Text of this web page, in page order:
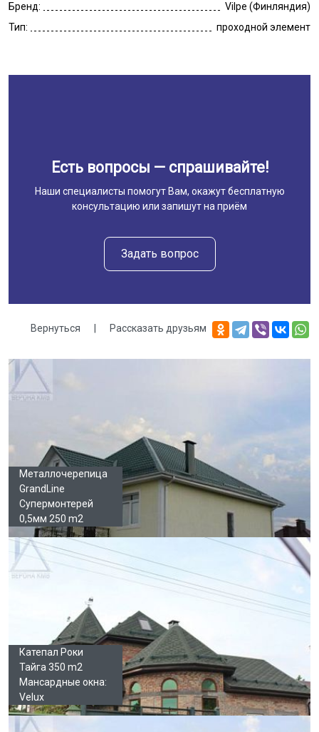
Бренд:
Vilpe (Финляндия)
Тип:
проходной элемент
Есть вопросы — спрашивайте!
Наши специалисты помогут Вам, окажут бесплатную
консультацию или запишут на приём
Задать вопрос
Вернуться | Рассказать друзьям
Галерея
Металлочерепица
GrandLine
Супермонтерей
0,5мм 250 m2
Катепал Роки
Тайга 350 m2
Мансардные окна:
Velux